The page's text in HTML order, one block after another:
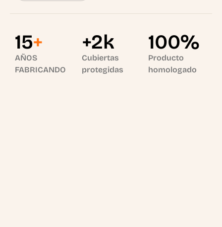
15+
AÑOS
FABRICANDO
+2k
Cubiertas
protegidas
100%
Producto
homologado